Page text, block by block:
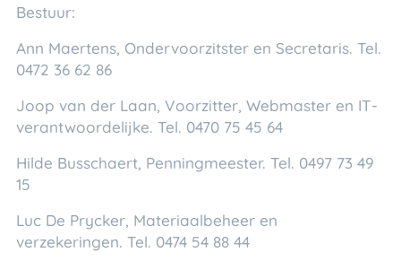
Bestuur:
Ann Maertens, Ondervoorzitster en Secretaris. Tel.
0472 36 62 86​
Joop van der Laan, Voorzitter, Webmaster en IT-
verantwoordelijke. Tel. 0470 75 45 64​
Hilde Busschaert, Penningmeester. Tel. 0497 73 49
15​
Luc De Prycker, Materiaalbeheer en
verzekeringen. Tel. 0474 54 88 44​